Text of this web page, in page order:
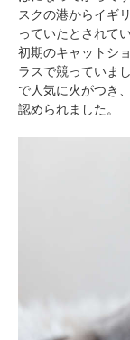
スクの港からイギ
っていたとされてい
初期のキャットシ
ラスで競っていま
で人気に火がつき
認められました。